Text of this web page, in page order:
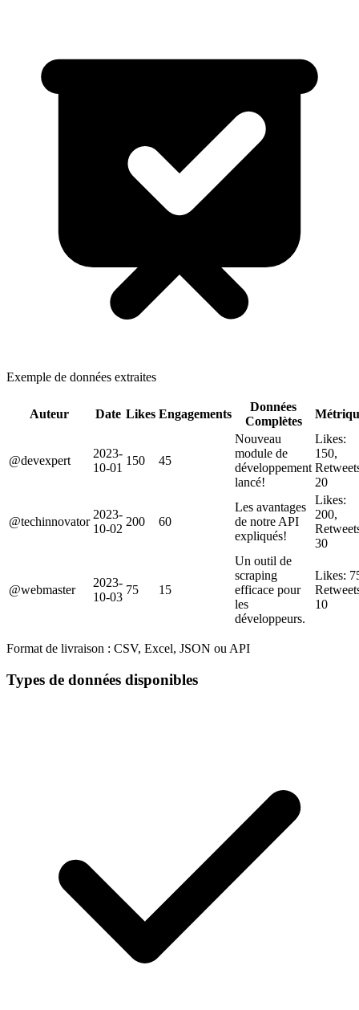
Exemple de données extraites
Auteur Date Likes Engagements
Données
Complètes
@devexpert
2023-
10-01
150 45
Nouveau
module de
développement
lancé!
Likes:
150,
20
@techinnovator
2023-
10-02
200 60
Les avantages
de notre API
expliqués!
Likes:
200,
30
@webmaster
2023-
10-03
75 15
Un outil de
scraping
efficace pour
les
développeurs.
Likes:
10
Format de livraison : CSV, Excel, JSON ou API
Types de données disponibles